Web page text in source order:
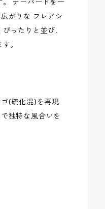
テーパードを一
がりな フレアシ
ったりと並び、
。
(硫化混)を再現
独特な風合いを